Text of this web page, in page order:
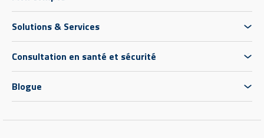
Solutions & Services
Consultation en santé et sécurité
Blogue